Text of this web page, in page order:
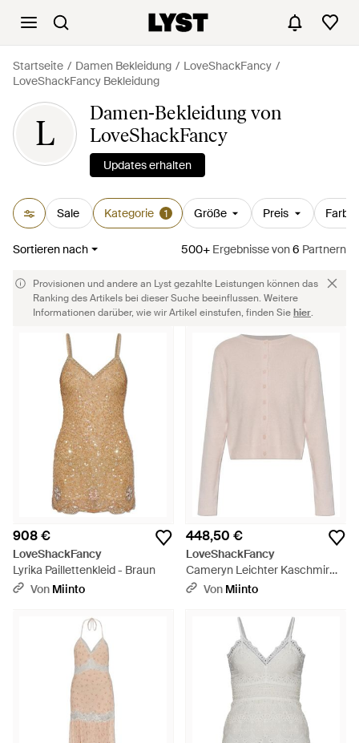
Startseite Damen Bekleidung
LoveShackFancy
LoveShackFancy Bekleidung
L
Damen-Bekleidung von
LoveShackFancy
Updates erhalten
Sale Kategorie 1 Größe Preis Farbe
Sortieren nach 500+ Ergebnissevon6 Partnern
Provisionen und andere an Lyst gezahlte Leistungen können das
Ranking des Artikels bei dieser Suche beeinflussen. Weitere
Informationen darüber, wie wir Artikel einstufen, finden Siehier.
908 €
LoveShackFancy
Lyrika Paillettenkleid - Braun
Von Miinto
448,50 €
LoveShackFancy
Cameryn Leichter Kaschmir
Cardigan - Weiß
Von Miinto